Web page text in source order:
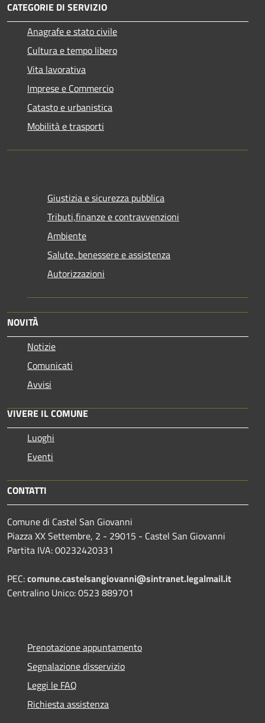
CATEGORIE DI SERVIZIO
Anagrafe e stato civile
Cultura e tempo libero
Vita lavorativa
Imprese e Commercio
Catasto e urbanistica
Mobilità e trasporti
Giustizia e sicurezza pubblica
Tributi,finanze e contravvenzioni
Ambiente
Salute, benessere e assistenza
Autorizzazioni
NOVITÀ
Notizie
Comunicati
Avvisi
VIVERE IL COMUNE
Luoghi
Eventi
CONTATTI
Comune di Castel San Giovanni
Piazza XX Settembre, 2 - 29015 - Castel San Giovanni
Partita IVA: 00232420331
PEC:comune.castelsangiovanni@sintranet.legalmail.it
Centralino Unico: 0523 889701
Prenotazione appuntamento
Segnalazione disservizio
Leggi le FAQ
Richiesta assistenza